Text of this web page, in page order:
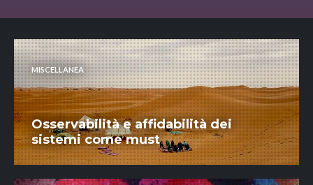
MISCELLANEA
Osservabilità e affidabilità dei
sistemi come must